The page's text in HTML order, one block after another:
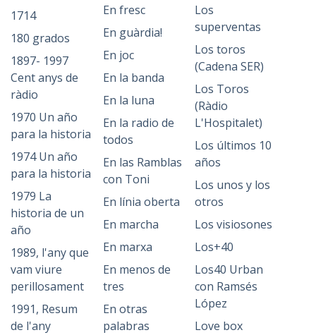
1714
180 grados
1897- 1997
Cent anys de
ràdio
1970 Un año
para la historia
1974 Un año
para la historia
1979 La
historia de un
año
1989, l'any que
vam viure
perillosament
1991, Resum
de l'any
En fresc
En guàrdia!
En joc
En la banda
En la luna
En la radio de
todos
En las Ramblas
con Toni
En línia oberta
En marcha
En marxa
En menos de
tres
En otras
palabras
Los
superventas
Los toros
(Cadena SER)
Los Toros
(Ràdio
L'Hospitalet)
Los últimos 10
años
Los unos y los
otros
Los visiosones
Los+40
Los40 Urban
con Ramsés
López
Love box